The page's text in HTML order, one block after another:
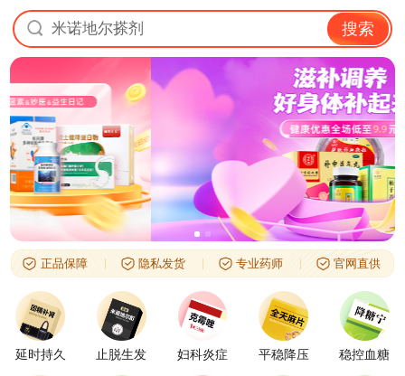
米诺地尔搽剂 搜索
正品保障 隐私发货 专业药师 官网直供
延时持久 止脱生发 妇科炎症 平稳降压 稳控血糖